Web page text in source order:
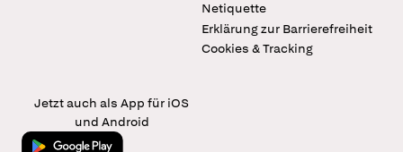
Netiquette
Erklärung zur Barrierefreiheit
Cookies & Tracking
Jetzt auch als App für iOS
und Android
Jetzt bei Google Play